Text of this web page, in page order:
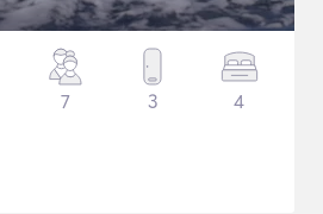
7 3 4